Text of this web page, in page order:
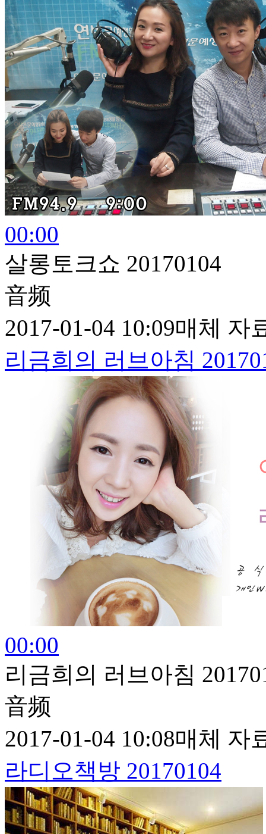
00:00
살롱토크쇼 20170104
音频
2017-01-04 10:09매체 자
리금희의 러브아침
00:00
리금희의 러브아침
音频
2017-01-04 10:08매체 자
라디오책방 20170104